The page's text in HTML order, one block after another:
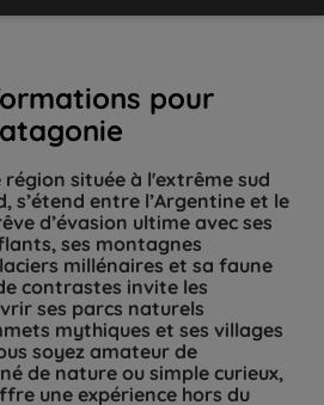
pour
située à l'extrême sud
s’étend entre l’Argentine et le
d’évasion ultime avec ses
ses montagnes
millénaires et sa faune
contrastes invite les
ses parcs naturels
mythiques et ses villages
soyez amateur de
de nature ou simple curieux,
une expérience hors du